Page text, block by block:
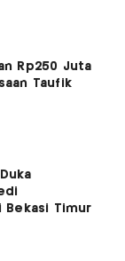
Rp250 Juta
Taufik
Bekasi Timur